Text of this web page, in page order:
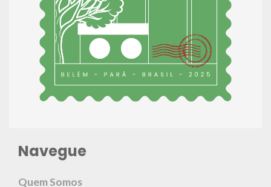
Navegue
Quem Somos